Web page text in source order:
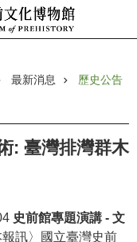
最新消息 歷史公告
: 臺灣排灣群木
史前館專題演講 - 文
報訊〉國立臺灣史前